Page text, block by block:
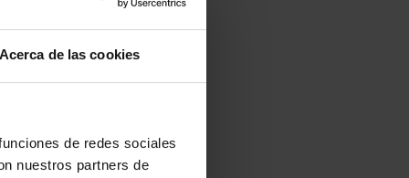
Acerca de las cookies
de redes sociales
nuestros partners de